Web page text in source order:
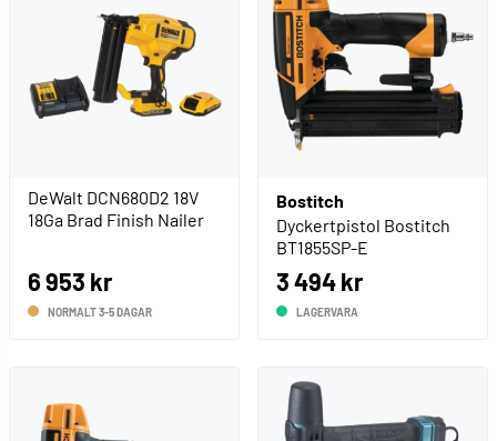
DeWalt DCN680D2 18V
18Ga Brad Finish Nailer
6 953 kr
NORMALT 3-5 DAGAR
Bostitch
Dyckertpistol Bostitch
BT1855SP-E
3 494 kr
LAGERVARA